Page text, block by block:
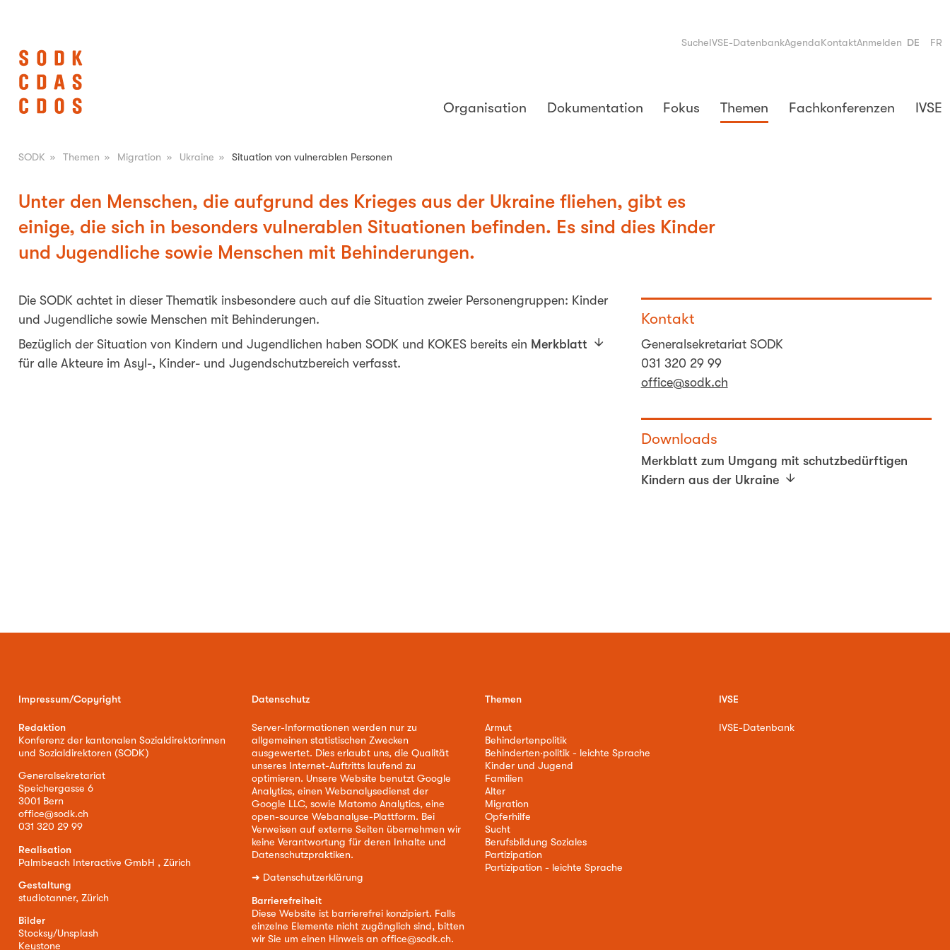
SucheIVSE-DatenbankAgendaKontaktAnmelden DE FR
Organisation Dokumentation Fokus Themen Fachkonferenzen IVSE
SODK » Themen » Migration » Ukraine » Situation von vulnerablen Personen
Unter den Menschen, die aufgrund des Krieges aus der Ukraine fliehen, gibt es
einige, die sich in besonders vulnerablen Situationen befinden. Es sind dies Kinder
und Jugendliche sowie Menschen mit Behinderungen.
Die SODK achtet in dieser Thematik insbesondere auch auf die Situation zweier Personengruppen: Kinder
und Jugendliche sowie Menschen mit Behinderungen.
Bezüglich der Situation von Kindern und Jugendlichen haben SODK und KOKES bereits ein Merkblatt
für alle Akteure im Asyl-, Kinder- und Jugendschutzbereich verfasst.
Kontakt
Generalsekretariat SODK
031 320 29 99
office@sodk.ch
Downloads
Merkblatt zum Umgang mit schutzbedürftigen
Kindern aus der Ukraine
Impressum/Copyright
Redaktion
Konferenz der kantonalen Sozialdirektorinnen
und Sozialdirektoren (SODK)
Generalsekretariat
Speichergasse 6
3001 Bern
office@sodk.ch
031 320 29 99
Realisation
Palmbeach Interactive GmbH , Zürich
Gestaltung
studiotanner, Zürich
Bilder
Stocksy/Unsplash
Keystone
Datenschutz
Server-Informationen werden nur zu
allgemeinen statistischen Zwecken
ausgewertet. Dies erlaubt uns, die Qualität
unseres Internet-Auftritts laufend zu
optimieren. Unsere Website benutzt Google
Analytics, einen Webanalysedienst der
Google LLC, sowie Matomo Analytics, eine
open-source Webanalyse-Plattform. Bei
Verweisen auf externe Seiten übernehmen wir
keine Verantwortung für deren Inhalte und
Datenschutzpraktiken.
➜ Datenschutzerklärung
Barrierefreiheit
Diese Website ist barrierefrei konzipiert. Falls
einzelne Elemente nicht zugänglich sind, bitten
wir Sie um einen Hinweis anoffice@sodk.ch.
Themen
Armut
Behindertenpolitik
Behinderten·politik - leichte Sprache
Kinder und Jugend
Familien
Alter
Migration
Opferhilfe
Sucht
Berufsbildung Soziales
Partizipation
Partizipation - leichte Sprache
IVSE
IVSE-Datenbank